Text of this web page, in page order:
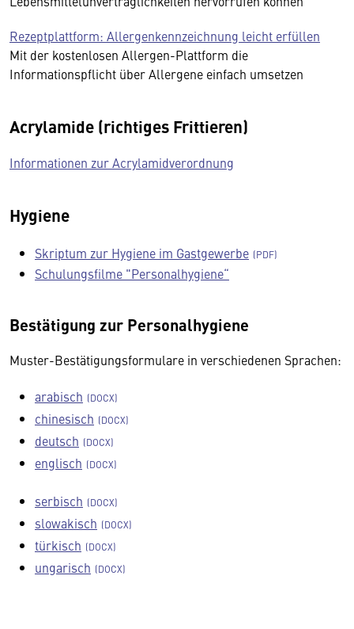
Rezeptplattform: Allergenkennzeichnung leicht erfüllen
Mit der kostenlosen Allergen-Plattform die
Informationspflicht über Allergene einfach umsetzen
Acrylamide (richtiges Frittieren)
Informationen zur Acrylamidverordnung
Hygiene
Skriptum zur Hygiene im Gastgewerbe
Schulungsfilme "Personalhygiene“
Bestätigung zur Personalhygiene
Muster-Bestätigungsformulare in verschiedenen Sprachen:
arabisch
chinesisch
deutsch
englisch
serbisch
slowakisch
türkisch
ungarisch